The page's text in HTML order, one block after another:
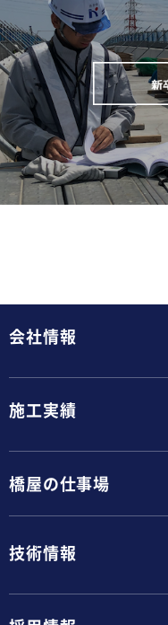
会社情報
施工実績
橋屋の仕事場
技術情報